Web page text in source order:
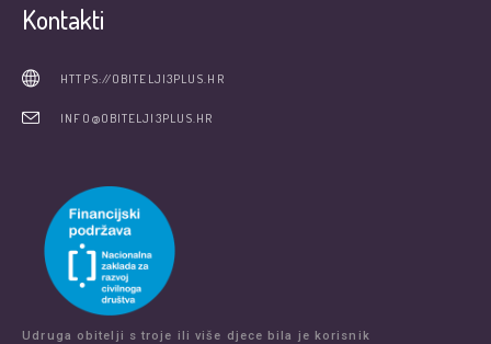
Kontakti
HTTPS://OBITELJI3PLUS.HR
INFO@OBITELJI3PLUS.HR
Udruga obitelji s troje ili više djece bila je korisnik